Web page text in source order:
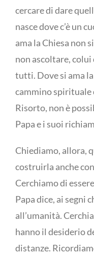
cercare di dare
nasce dove c’è un
ama la Chiesa non
non ascoltare,
tutti. Dove si ama
cammino spirituale
Risorto, non è
Papa e i suoi
Chiediamo, allora,
costruirla anche
Cerchiamo di
Papa dice, ai segni
all’umanità.
hanno il desiderio
distanze.